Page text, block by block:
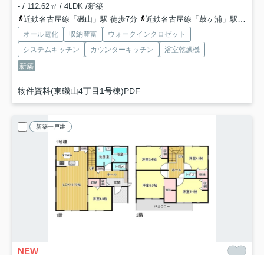
- / 112.62㎡ / 4LDK /新築
近鉄名古屋線「磯山」駅 徒歩7分
近鉄名古屋線「鼓ヶ浦」駅 徒歩23分
オール電化 収納豊富
ウォークインクロゼット
システムキッチン
カウンターキッチン
浴室乾燥機
新築
物件資料(東磯山4丁目1号棟)PDF
新築一戸建
NEW